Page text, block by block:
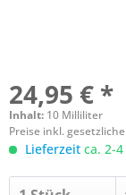
24,95 € *
Inhalt: 10 Milliliter
Preise inkl.
Lieferzeit ca. 2-